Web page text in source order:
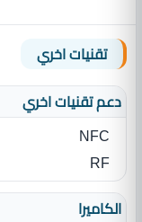
تقنيات اخري
دعم تقنيات اخري
NFC
RF
الكاميرا